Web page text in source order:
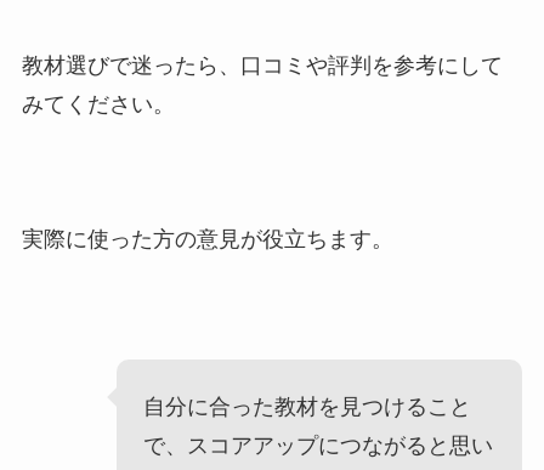
教材選びで迷ったら、口コミや評判を参考にして
みてください。
実際に使った方の意見が役立ちます。
自分に合った教材を見つけること
で、スコアアップにつながると思い